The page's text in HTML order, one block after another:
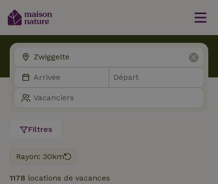
Filtres
Rayon: 30km
1178 locations de vacances